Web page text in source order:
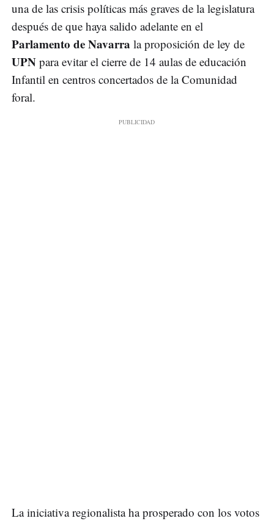
una de las crisis políticas más graves de la legislatura
después de que haya salido adelante en el
Parlamento de Navarra la proposición de ley de
UPN para evitar el cierre de 14 aulas de educación
Infantil en centros concertados de la Comunidad
foral.
La iniciativa regionalista ha prosperado con los votos